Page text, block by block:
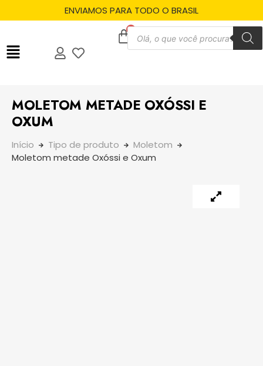
ENVIAMOS PARA TODO O BRASIL
MOLETOM METADE OXÓSSI E
OXUM
Início Tipo de produto
Moletom
Moletom metade Oxóssi e Oxum